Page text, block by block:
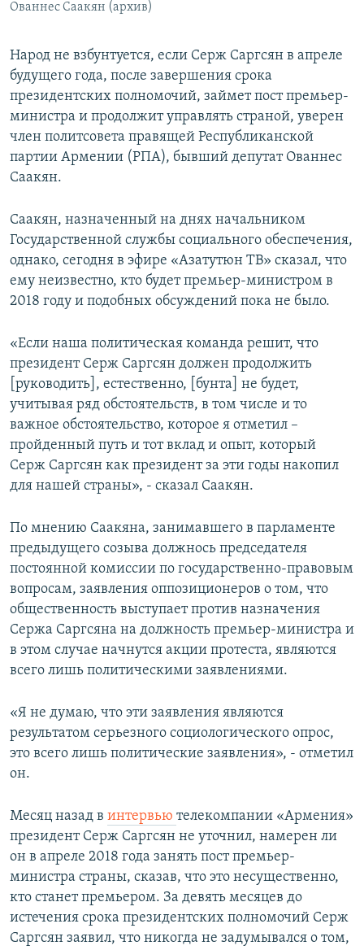
Ованнес Саакян (архив)
Народ не взбунтуется, если Серж Саргсян в апреле
будущего года, после завершения срока
президентских полномочий, займет пост премьер-
министра и продолжит управлять страной, уверен
член политсовета правящей Республиканской
партии Армении (РПА), бывший депутат Ованнес
Саакян.
Саакян, назначенный на днях начальником
Государственной службы социального обеспечения,
однако, сегодня в эфире «Азатутюн ТВ» сказал, что
ему неизвестно, кто будет премьер-министром в
2018 году и подобных обсуждений пока не было.
«Если наша политическая команда решит, что
президент Серж Саргсян должен продолжить
[руководить], естественно, [бунта] не будет,
учитывая ряд обстоятельств, в том числе и то
важное обстоятельство, которое я отметил –
пройденный путь и тот вклад и опыт, который
Серж Саргсян как президент за эти годы накопил
для нашей страны», - сказал Саакян.
По мнению Саакяна, занимавшего в парламенте
предыдущего созыва должнось председателя
постоянной комиссии по государственно-правовым
вопросам, заявления оппозиционеров о том, что
общественность выступает против назначения
Сержа Саргсяна на должность премьер-министра и
в этом случае начнутся акции протеста, являются
всего лишь политическими заявлениями.
«Я не думаю, что эти заявления являются
результатом серьезного социологического опрос,
это всего лишь политические заявления», - отметил
он.
Месяц назад в интервью телекомпании «Армения»
президент Серж Саргсян не уточнил, намерен ли
он в апреле 2018 года занять пост премьер-
министра страны, сказав, что это несущественно,
кто станет премьером. За девять месяцев до
истечения срока президентских полномочий Серж
Саргсян заявил, что никогда не задумывался о том,